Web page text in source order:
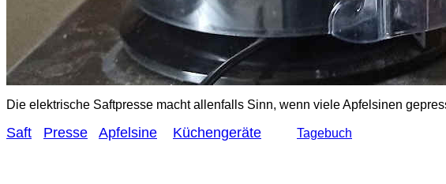
Die elektrische Saftpresse macht allenfalls Sinn, wenn viele Apfelsinen
Saft Presse Apfelsine Küchengeräte Tagebuch